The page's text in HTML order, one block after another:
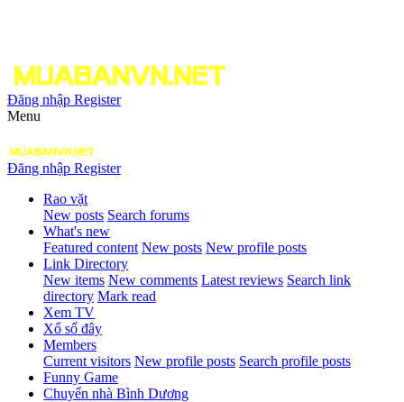
Đăng nhập Register
Menu
Đăng nhập Register
Rao vặt
New posts Search forums
What's new
Featured content New posts New profile posts
Link Directory
New items New comments Latest reviews Search link
directory Mark read
Xem TV
Xổ số đây
Members
Current visitors New profile posts Search profile posts
Funny Game
Chuyển nhà Bình Dương